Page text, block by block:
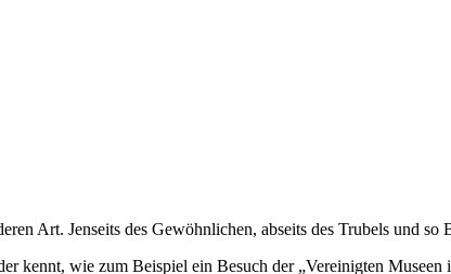
Art. Jenseits des Gewöhnlichen, abseits des Trubels und so
kennt, wie zum Beispiel ein Besuch der „Vereinigten